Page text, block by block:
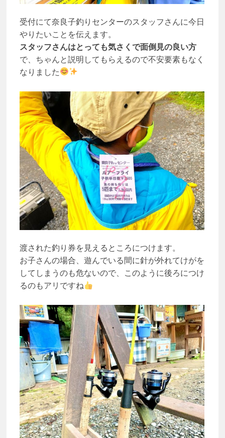
受付にて奈良子釣りセンターのスタッフさんに今日
やりたいことを伝えます。
スタッフさんはとっても気さくで面倒見の良い方
で、ちゃんと説明してもらえるので不安要素もなく
なりました
渡された釣り券を見えるところにつけます。
お子さんの場合、遊んでいる間に針が外れてけがを
してしまうのも危ないので、このように後ろにつけ
るのもアリですね